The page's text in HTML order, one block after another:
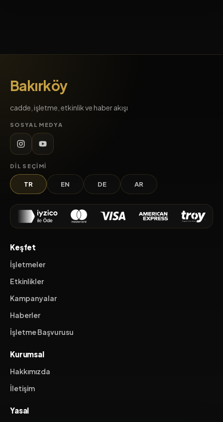
Bakırköy
cadde, işletme, etkinlik ve haber akışı
SOSYAL MEDYA
DIL SEÇIMI
TR EN DE AR
Keşfet
İşletmeler
Etkinlikler
Kampanyalar
Haberler
İşletme Başvurusu
Kurumsal
Hakkımızda
İletişim
Yasal